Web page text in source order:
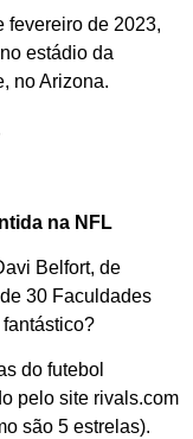
fevereiro de 2023,
estádio da
no Arizona.
na NFL
Belfort, de
30 Faculdades
do futebol
pelo site rivals.com
são 5 estrelas).